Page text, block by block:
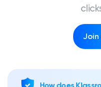
Join
How does